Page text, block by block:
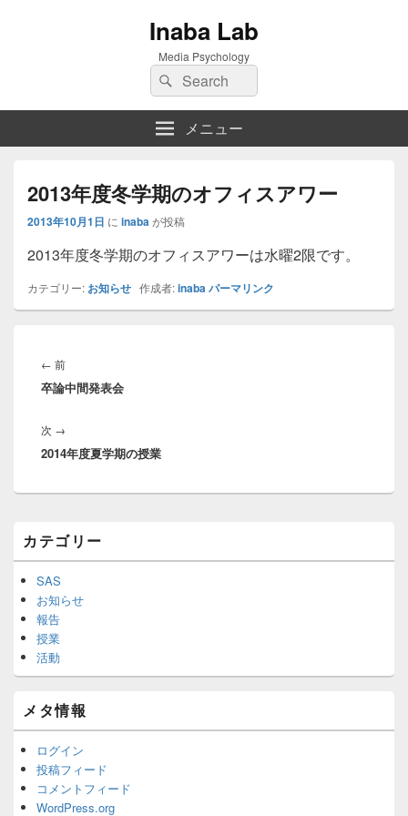
Inaba Lab
Media Psychology
検
索:
検
索
メニュー
2013年度冬学期のオフィスアワー
2013年10月1日 に inabaが投稿
2013年度冬学期のオフィスアワーは水曜2限です。
カテゴリー: お知らせ 作成者:inabaパーマリンク
稿
ナ
ゲ
ー
シ
← 前前
の
卒論中間発表会
次 →
の
稿:
2014年度夏学期の授業
イ
ン
サ
イ
バ
ー
ウ
ィ
ッ
エ
リ
ア
カテゴリー
SAS
お知らせ
報告
授業
活動
メタ情報
ログイン
投稿フィード
コメントフィード
WordPress.org